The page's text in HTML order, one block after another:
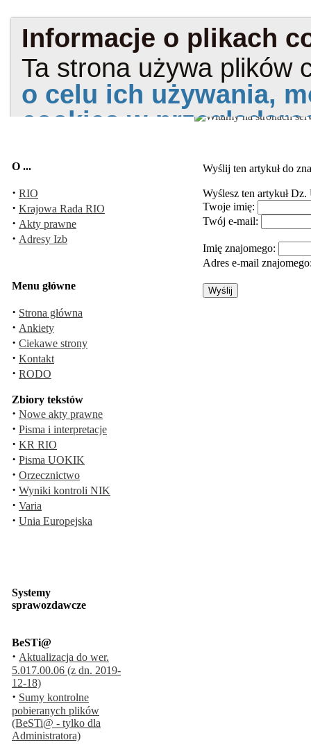
O ...
· RIO
· Krajowa Rada RIO
· Akty prawne
· Adresy Izb
Menu główne
· Strona główna
· Ankiety
· Ciekawe strony
· Kontakt
· RODO
Zbiory tekstów
· Nowe akty prawne
· Pisma i interpretacje
· KR RIO
· Pisma UOKIK
· Orzecznictwo
· Wyniki kontroli NIK
· Varia
· Unia Europejska
Systemy
sprawozdawcze
BeSTi@
· Aktualizacja do wer.
5.017.00.06 (z dn. 2019-
12-18)
· Sumy kontrolne
pobieranych plików
(BeSTi@ - tylko dla
Administratora)
Wyślij ten artykuł do
Wyślesz ten artykułDz.
Twoje imię:
Twój e-mail:
Imię znajomego:
Adres e-mail